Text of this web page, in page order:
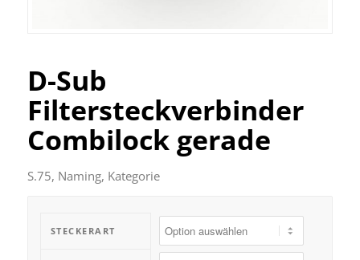
D-Sub
Filtersteckverbinder
Combilock gerade
S.75, Naming, Kategorie
STECKERART